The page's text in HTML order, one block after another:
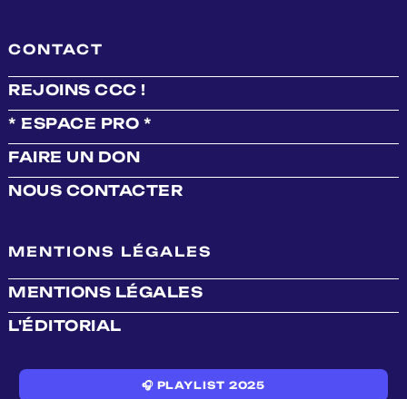
CONTACT
REJOINS CCC !
* ESPACE PRO *
FAIRE UN DON
NOUS CONTACTER
MENTIONS LÉGALES
MENTIONS LÉGALES
L'ÉDITORIAL
🎧 PLAYLIST 2025